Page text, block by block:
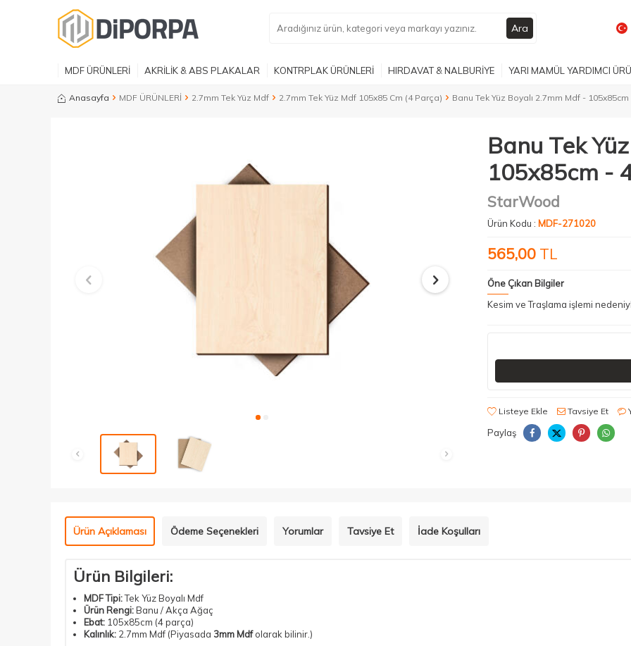
Ara
MDF ÜRÜNLERİ AKRİLİK & ABS PLAKALAR KONTRPLAK ÜRÜNLERİ HIRDAVAT & NALBURİYE YARI MAMÜL YARDIMCI
Anasayfa MDF ÜRÜNLERİ 2.7mm Tek Yüz Mdf 2.7mm Tek Yüz Mdf 105x85 Cm (4 Parça) Banu Tek Yüz Boyalı 2.7mm Mdf -
Banu Tek
105x85cm -
StarWood
Ürün Kodu : MDF-271020
565,00 TL
Öne Çıkan Bilgiler
Kesim ve Traşlama işlemi
Listeye Ekle Tavsiye Et
Paylaş
Ürün Açıklaması Ödeme Seçenekleri Yorumlar Tavsiye Et İade Koşulları
Ürün Bilgileri:
MDF Tipi:Tek Yüz Boyalı Mdf
Ürün Rengi:Banu / Akça Ağaç
Ebat: 105x85cm (4 parça)
Kalınlık: 2.7mm Mdf (Piyasada 3mm Mdfolarak bilinir.)